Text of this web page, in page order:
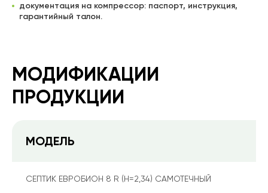
документация на компрессор: паспорт, инструкция,
гарантийный талон.
МОДИФИКАЦИИ
ПРОДУКЦИИ
МОДЕЛЬ
СЕПТИК ЕВРОБИОН 8 R (Н=2,34) САМОТЕЧНЫЙ